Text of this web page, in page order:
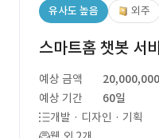
유사도 높음 외주
스마트홈 챗봇 서
예상 금액
예상 기간
60일
개발 · 디자인 · 기획